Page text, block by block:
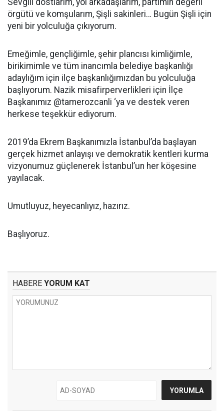
Sevgili dostlarım, yol arkadaşlarım, partimin değerli
örgütü ve komşularım, Şişli sakinleri… Bugün Şişli için
yeni bir yolculuğa çıkıyorum.
Emeğimle, gençliğimle, şehir plancısı kimliğimle,
birikimimle ve tüm inancımla belediye başkanlığı
adaylığım için ilçe başkanlığımızdan bu yolculuğa
başlıyorum. Nazik misafirperverlikleri için İlçe
Başkanımız @tamerozcanli ‘ya ve destek veren
herkese teşekkür ediyorum.
2019’da Ekrem Başkanımızla İstanbul’da başlayan
gerçek hizmet anlayışı ve demokratik kentleri kurma
vizyonumuz güçlenerek İstanbul’un her köşesine
yayılacak.
Umutluyuz, heyecanlıyız, hazırız.
Başlıyoruz.
HABERE YORUM KAT